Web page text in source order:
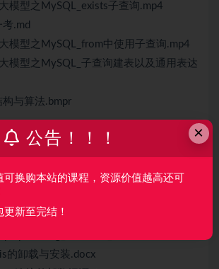
模型之MySQL_exists子查询.mp4
.md
模型之MySQL_from中使用子查询.mp4
模型之MySQL_子查询建表以及通用表达
与算法.bmpr
接外部数据源
hive-3.1.3-bin.tar.gz
3.3.4.tar.gz
的安装与配置.docx
linux-x64.tar.gz
的卸载与安装.docx
×
公告！！！
换购本站的课程，资源价值越高还可
新至完结！